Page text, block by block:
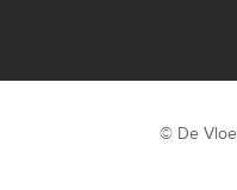
© De